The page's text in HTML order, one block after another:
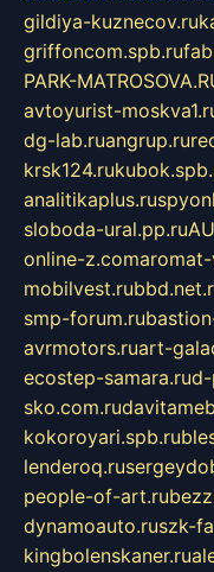
gildiya-kuznecov.ru
griffoncom.spb.ru
PARK-
avtoyurist-
dg-lab.ruangrup.ru
krsk124.ru
analitikaplus.ru
sloboda-ural.pp.ru
online-z.com
mobilvest.ru
smp-forum.ru
avrmotors.ruart-
ecostep-samara.rud-
sko.com.ru
kokoroyari.spb.ru
lenderoq.ru
people-of-art.ru
dynamoauto.ruszk-
kingbolenskaner.ru